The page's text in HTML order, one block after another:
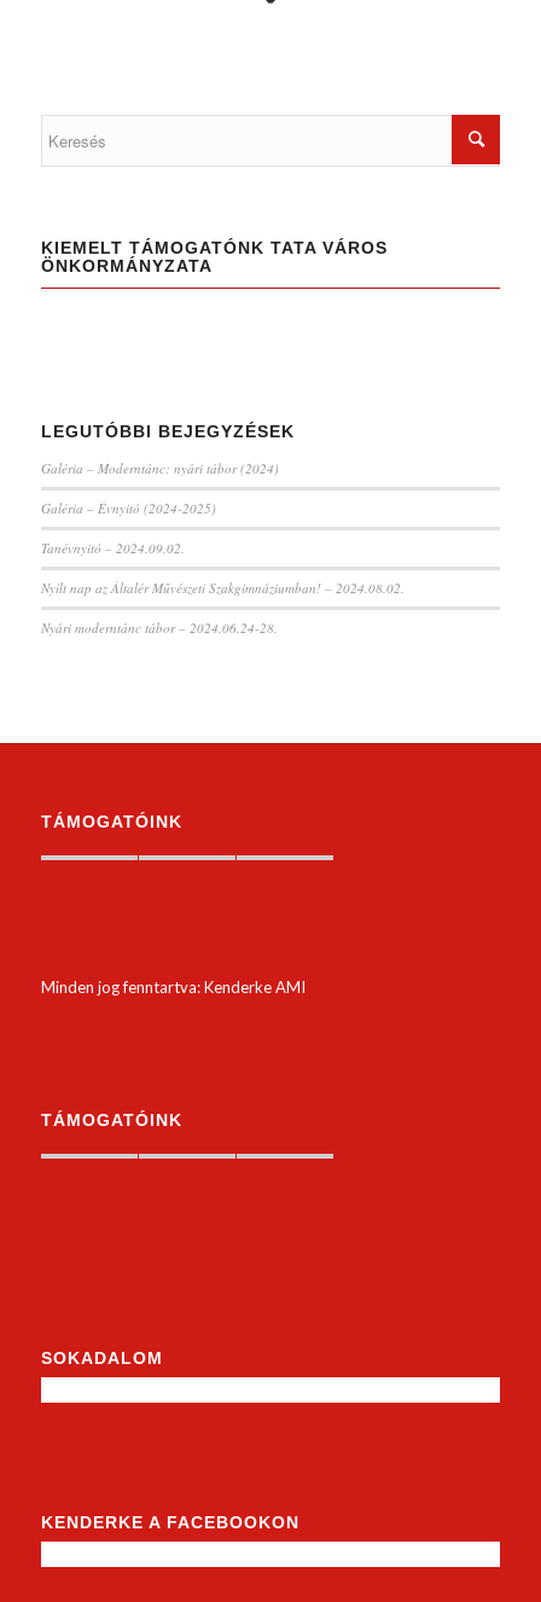
KIEMELT TÁMOGATÓNK TATA VÁROS
ÖNKORMÁNYZATA
LEGUTÓBBI BEJEGYZÉSEK
Galéria – Moderntánc: nyári tábor (2024)
Galéria – Évnyitó (2024-2025)
Tanévnyitó – 2024.09.02.
Nyílt nap az Általér Művészeti Szakgimnáziumban! – 2024.08.02.
Nyári moderntánc tábor – 2024.06.24-28.
TÁMOGATÓINK
Minden jog fenntartva: Kenderke AMI
TÁMOGATÓINK
SOKADALOM
KENDERKE A FACEBOOKON